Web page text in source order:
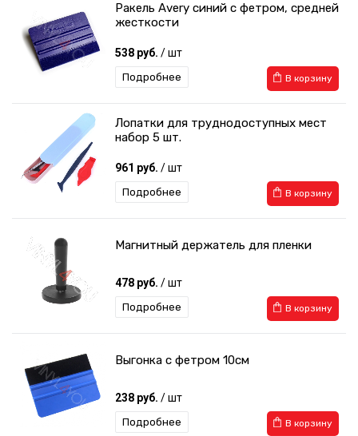
Ракель Avery синий с фетром, средней
жесткости
538 руб. / шт
В корзину
Подробнее
Лопатки для труднодоступных мест
набор 5 шт.
961 руб. / шт
В корзину
Подробнее
Магнитный держатель для пленки
478 руб. / шт
В корзину
Подробнее
Выгонка с фетром 10см
238 руб. / шт
В корзину
Подробнее